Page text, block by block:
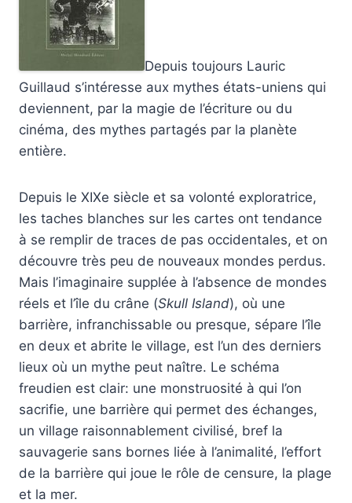
Depuis toujours Lauric
Guillaud s’intéresse aux mythes états-uniens qui
deviennent, par la magie de l’écriture ou du
cinéma, des mythes partagés par la planète
entière.
Depuis le XIXe siècle et sa volonté exploratrice,
les taches blanches sur les cartes ont tendance
à se remplir de traces de pas occidentales, et on
découvre très peu de nouveaux mondes perdus.
Mais l’imaginaire supplée à l’absence de mondes
réels et l’île du crâne (Skull Island), où une
barrière, infranchissable ou presque, sépare l’île
en deux et abrite le village, est l’un des derniers
lieux où un mythe peut naître. Le schéma
freudien est clair: une monstruosité à qui l’on
sacrifie, une barrière qui permet des échanges,
un village raisonnablement civilisé, bref la
sauvagerie sans bornes liée à l’animalité, l’effort
de la barrière qui joue le rôle de censure, la plage
et la mer.